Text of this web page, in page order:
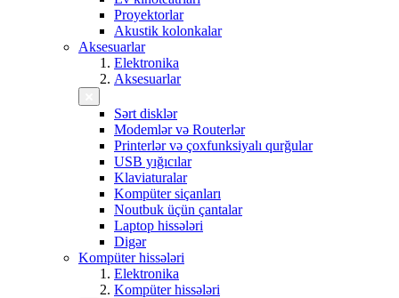
Proyektorlar
Akustik kolonkalar
Aksesuarlar
Elektronika
Aksesuarlar
Sərt disklər
Modemlər və Routerlər
Printerlər və çoxfunksiyalı qurğular
USB yığıcılar
Klaviaturalar
Kompüter siçanları
Noutbuk üçün çantalar
Laptop hissələri
Digər
Kompüter hissələri
Elektronika
Kompüter hissələri